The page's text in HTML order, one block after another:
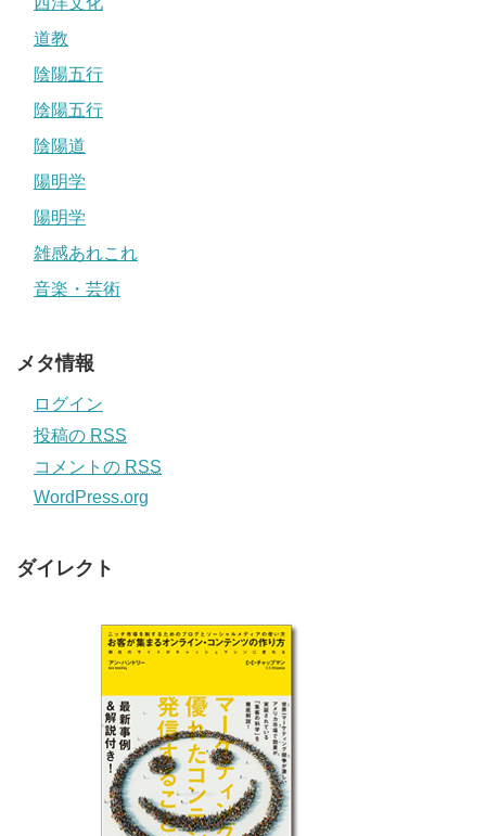
道教
陰陽五行
陰陽五行
陰陽道
陽明学
陽明学
雑感あれこれ
音楽・芸術
メタ情報
ログイン
投稿の RSS
コメントの RSS
WordPress.org
ダイレクト